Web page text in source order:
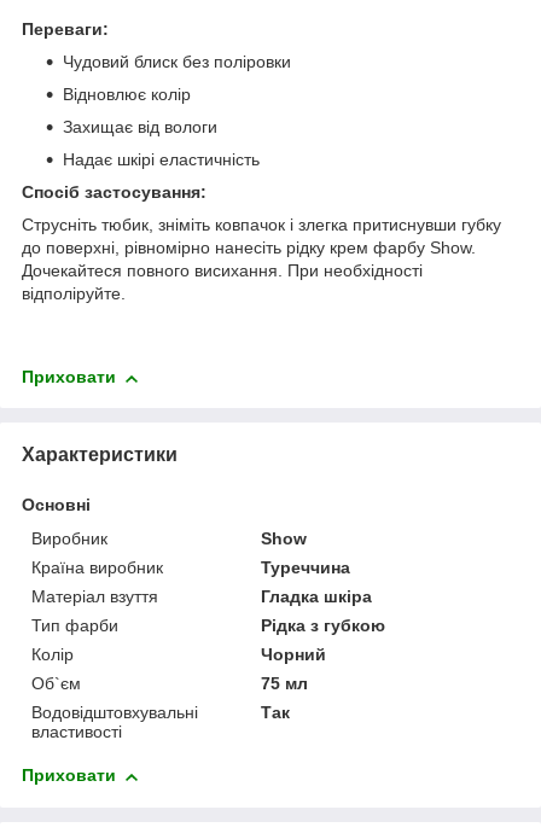
Переваги:
Чудовий блиск без поліровки
Відновлює колір
Захищає від вологи
Надає шкірі еластичність
Спосіб застосування:
Струсніть тюбик, зніміть ковпачок і злегка притиснувши губку
до поверхні, рівномірно нанесіть рідку крем фарбу Show.
Дочекайтеся повного висихання. При необхідності
відполіруйте.
Приховати
Характеристики
Основні
Виробник
Show
Країна виробник
Туреччина
Матеріал взуття
Гладка шкіра
Тип фарби
Рідка з губкою
Колір
Чорний
Об`єм
75 мл
Водовідштовхувальні
властивості
Так
Приховати